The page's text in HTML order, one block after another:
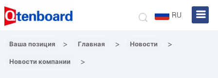
RU
Ваша позиция > Главная > Новости >
Новости компании >